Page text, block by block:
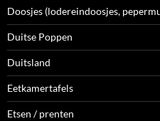
Doosjes (lodereindoosjes,
Duitse Poppen
Duitsland
Eetkamertafels
Etsen / prenten